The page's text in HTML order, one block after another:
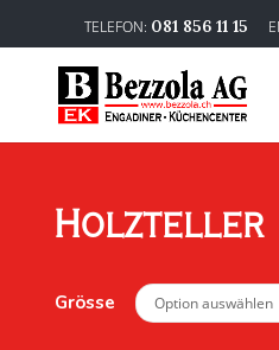
081 856 11 15
Holzteller
Grösse